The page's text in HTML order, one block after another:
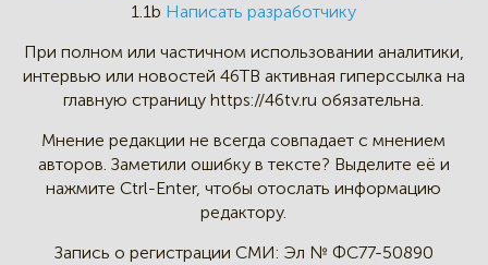
1.1b Написать разработчику
При полном или частичном использовании аналитики,
интервью или новостей 46TB активная гиперссылка на
главную страницу https://46tv.ru обязательна.
Мнение редакции не всегда совпадает с мнением
авторов. Заметили ошибку в тексте? Выделите её и
нажмите Ctrl-Enter, чтобы отослать информацию
редактору.
Запись о регистрации СМИ: Эл № ФС77-50890